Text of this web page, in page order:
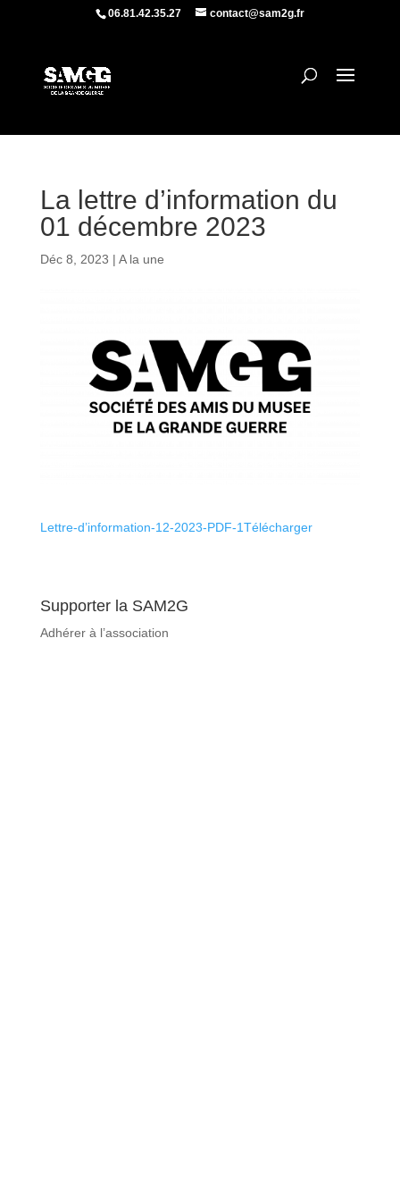
06.81.42.35.27 contact@sam2g.fr
La lettre d’information du
01 décembre 2023
Déc 8, 2023 | A la une
Lettre-d’information-12-2023-PDF-1Télécharger
Supporter la SAM2G
Adhérer à l’association